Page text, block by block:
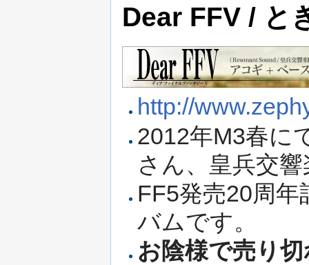
Dear FFV / と
http://
2012年M3春に
さん、皇兵交
FF5発売20周
バムです。
お陰様で売り